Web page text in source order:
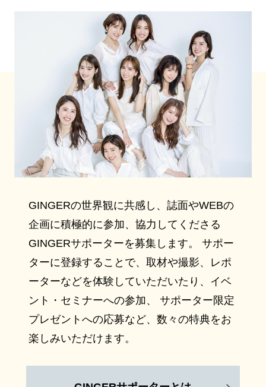
GINGERの世界観に共感し、誌面やWEBの
企画に積極的に参加、協力してくださる
GINGERサポーターを募集します。 サポー
ターに登録することで、取材や撮影、レポ
ーターなどを体験していただいたり、イベ
ント・セミナーへの参加、 サポーター限定
プレゼントへの応募など、数々の特典をお
楽しみいただけます。